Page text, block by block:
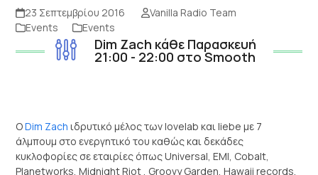
23 Σεπτεμβρίου 2016
Vanilla Radio Team
Events
Events
Dim Zach κάθε Παρασκευή
21:00 - 22:00 στο Smooth
ΟDim Zach ιδρυτικό μέλος των lovelab και liebe με 7
άλμπουμ στο ενεργητικό του καθώς και δεκάδες
κυκλοφορίες σε εταιρίες όπως Universal, EMI, Cobalt,
Planetworks, Midnight Riot , Groovy Garden, Hawaii records,